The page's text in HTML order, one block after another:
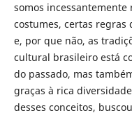
somos
costumes, certas regras
e, por que não, as
cultural brasileiro está
do passado, mas
graças à rica
desses conceitos,